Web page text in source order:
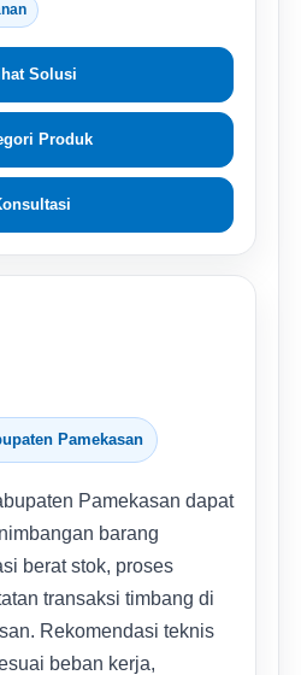
Solusi
Produk
Pamekasan
Pamekasan dapat
barang
berat stok, proses
transaksi timbang di
Rekomendasi teknis
beban kerja,